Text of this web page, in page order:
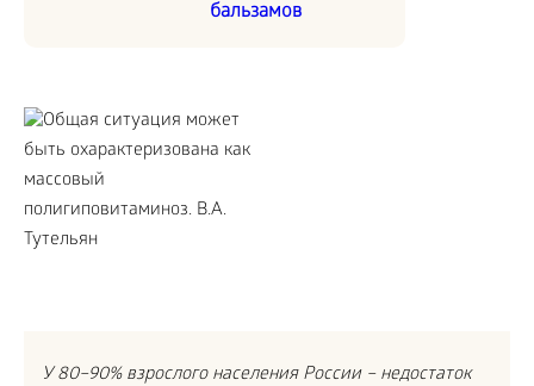
бальзамов
У 80–90% взрослого населения России – недостаток